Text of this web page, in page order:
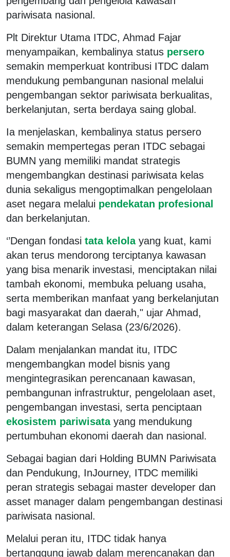
pariwisata nasional.
Plt Direktur Utama ITDC, Ahmad Fajar
menyampaikan, kembalinya status persero
semakin memperkuat kontribusi ITDC dalam
mendukung pembangunan nasional melalui
pengembangan sektor pariwisata berkualitas,
berkelanjutan, serta berdaya saing global.
Ia menjelaskan, kembalinya status persero
semakin mempertegas peran ITDC sebagai
BUMN yang memiliki mandat strategis
mengembangkan destinasi pariwisata kelas
dunia sekaligus mengoptimalkan pengelolaan
aset negara melalui pendekatan profesional
dan berkelanjutan.
‘’Dengan fondasi tata kelola yang kuat, kami
akan terus mendorong terciptanya kawasan
yang bisa menarik investasi, menciptakan nilai
tambah ekonomi, membuka peluang usaha,
serta memberikan manfaat yang berkelanjutan
bagi masyarakat dan daerah," ujar Ahmad,
dalam keterangan Selasa (23/6/2026).
Dalam menjalankan mandat itu, ITDC
mengembangkan model bisnis yang
mengintegrasikan perencanaan kawasan,
pembangunan infrastruktur, pengelolaan aset,
pengembangan investasi, serta penciptaan
ekosistem pariwisata yang mendukung
pertumbuhan ekonomi daerah dan nasional.
Sebagai bagian dari Holding BUMN Pariwisata
dan Pendukung, InJourney, ITDC memiliki
peran strategis sebagai master developer dan
asset manager dalam pengembangan destinasi
pariwisata nasional.
Melalui peran itu, ITDC tidak hanya
bertanggung jawab dalam merencanakan dan